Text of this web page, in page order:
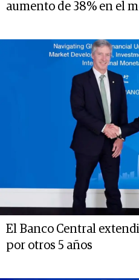
aumento de 38% en el
El Banco Central
por otros 5 años